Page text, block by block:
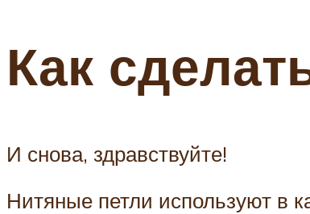
Как
И снова, здравствуйте!
Нитяные петли используют в